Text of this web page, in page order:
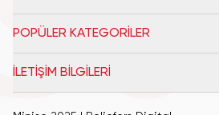
POPÜLER KATEGORİLER
İLETİŞİM BİLGİLERİ